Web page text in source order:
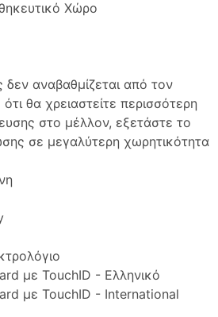
Χώρο
αναβαθμίζεται από τον
θα χρειαστείτε περισσότερη
στο μέλλον, εξετάστε το
σε μεγαλύτερη χωρητικότητα
με TouchID - Ελληνικό
με TouchID - International